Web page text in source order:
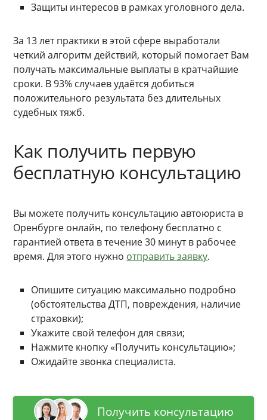
Защиты интересов в рамках уголовного дела.
За 13 лет практики в этой сфере выработали
четкий алгоритм действий, который помогает Вам
получать максимальные выплаты в кратчайшие
сроки. В 93% случаев удаётся добиться
положительного результата без длительных
судебных тяжб.
Как получить первую
бесплатную консультацию
Вы можете получить консультацию автоюриста в
Оренбурге онлайн, по телефону бесплатно с
гарантией ответа в течение 30 минут в рабочее
время. Для этого нужно отправить заявку.
Опишите ситуацию максимально подробно
(обстоятельства ДТП, повреждения, наличие
страховки);
Укажите свой телефон для связи;
Нажмите кнопку «Получить консультацию»;
Ожидайте звонка специалиста.
Получить консультацию